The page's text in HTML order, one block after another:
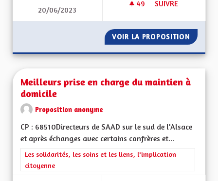
20/06/2023
49 49 ABONNÉS
SUIVRE
VOIR LA PROPOSITION
Meilleurs prise en charge du maintien à
domicile
Proposition anonyme
CP : 68510Directeurs de SAAD sur le sud de l'Alsace
et après échanges avec certains confrères et...
Filtrer les résultats de la catégorie : Les solidarités, les soins
Les solidarités, les soins et les liens, l'implication
citoyenne